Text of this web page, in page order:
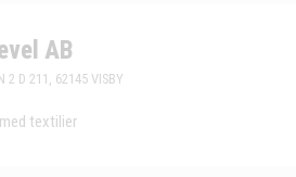
AB
2 D 211, 62145 VISBY
textilier